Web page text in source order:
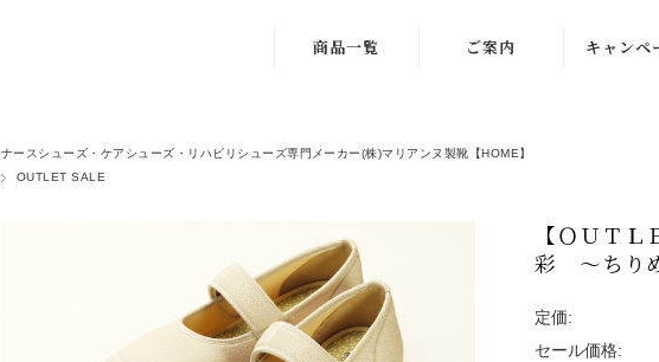
商品一覧
」
る「IN-SPA"ナ
ース」
足に優しいケア
シューズ
ご案内
ご利用案内
カタログ請求
WEBカタログ
キャンペ
ナースシューズ・ケアシューズ・リハビリシューズ専門メーカー(株)マリアンヌ製靴【HOME】
OUTLET SALE
【ＯＵＴ
彩 ～ちり
定価:
セール価格: